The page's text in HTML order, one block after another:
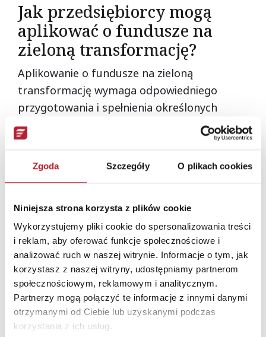
Zgoda Szczegóły O plikach cookies
Niniejsza strona korzysta z plików cookie
Wykorzystujemy pliki cookie do spersonalizowania treści
i reklam, aby oferować funkcje społecznościowe i
analizować ruch w naszej witrynie. Informacje o tym, jak
korzystasz z naszej witryny, udostępniamy partnerom
społecznościowym, reklamowym i analitycznym.
Partnerzy mogą połączyć te informacje z innymi danymi
otrzymanymi od Ciebie lub uzyskanymi podczas
korzystania z ich usług.
Jak przedsiębiorcy mogą
aplikować o fundusze na
zieloną transformację?
Aplikowanie o fundusze na zieloną
transformację wymaga odpowiedniego
przygotowania i spełnienia określonych
wymagań. Przedsiębiorcy powinni najpierw
zapoznać się z dostępnością programów i
warunkami aplikacyjnymi. Następnie
przygotować niezbędne dokumenty, które
inwestycji. Warto także skorzystać z
konsultacji z ekspertami, którzy pomogą w
opracowaniu biznesplanu i wniosku
aplikacyjnego.
Krok po kroku – jak
przygotować wniosek o
dofinansowanie?